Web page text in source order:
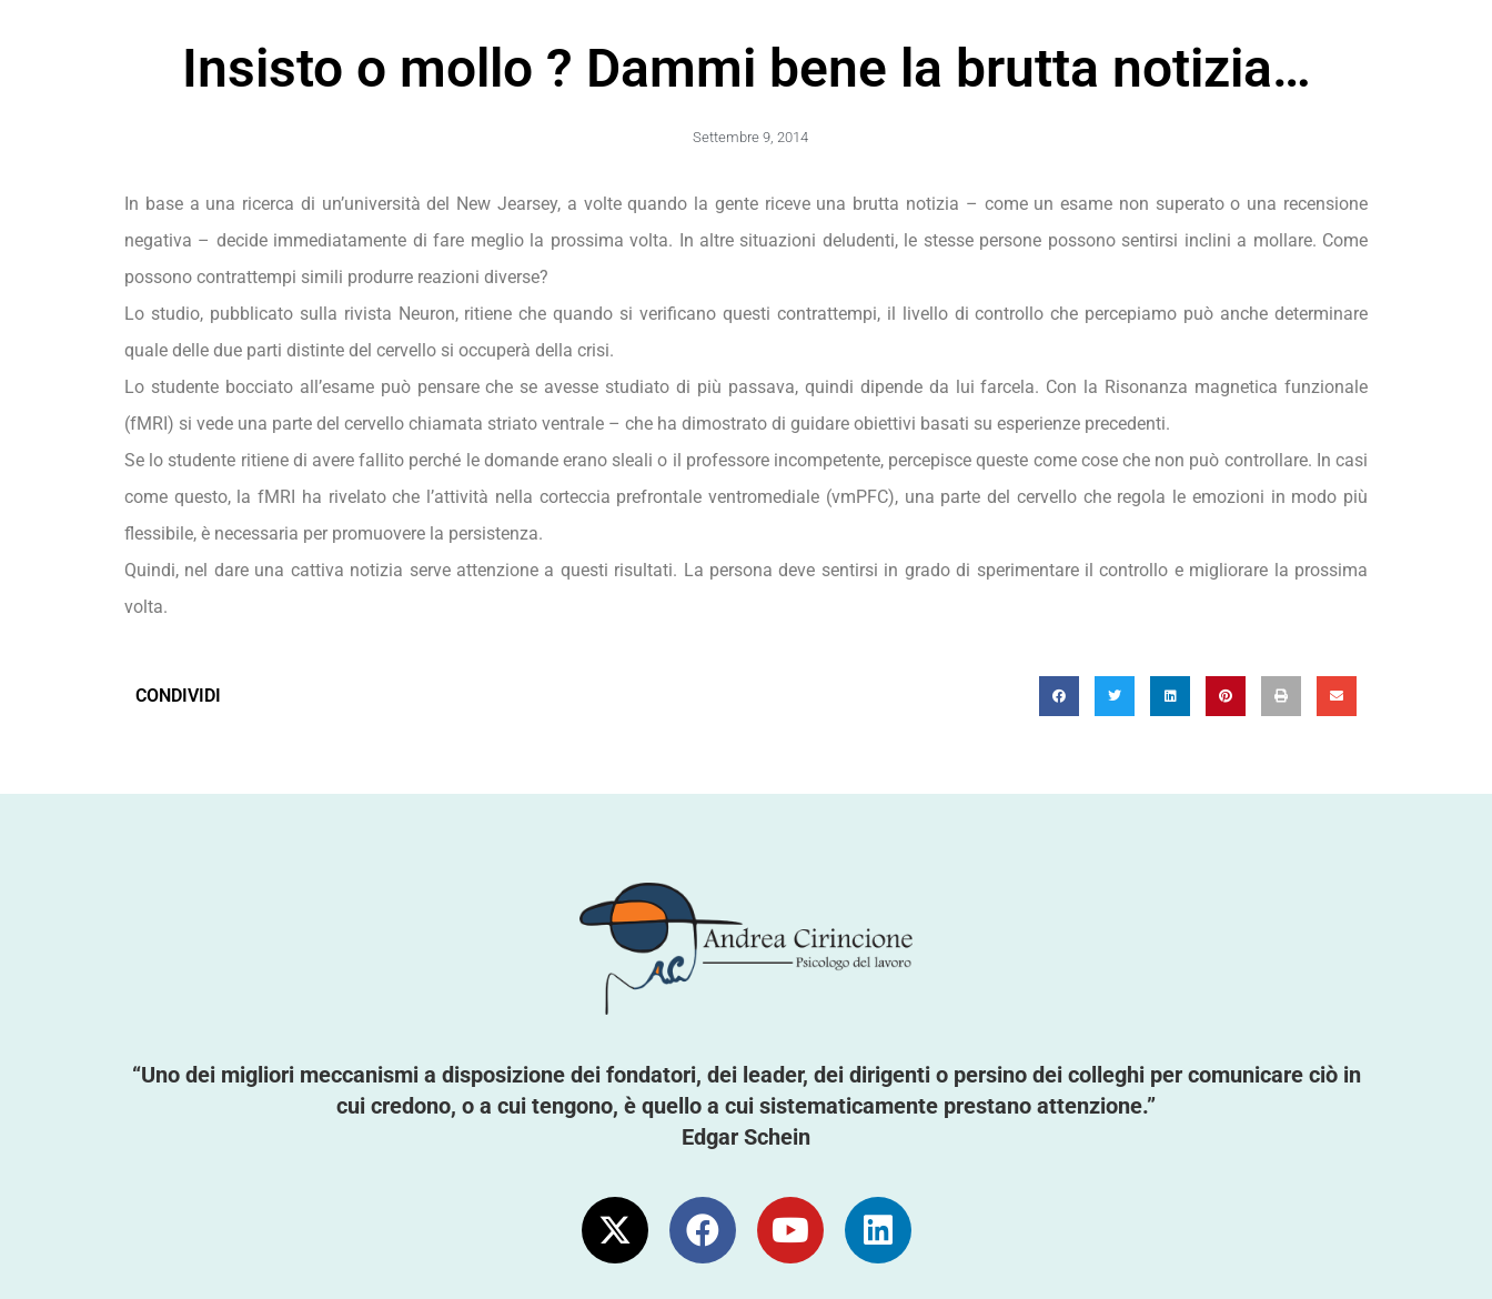
Insisto o mollo ? Dammi bene la brutta notizia…
Settembre 9, 2014
In base a una ricerca di un’università del New Jearsey, a volte quando la gente riceve una brutta notizia – come un esame non superato o una recensione
negativa – decide immediatamente di fare meglio la prossima volta. In altre situazioni deludenti, le stesse persone possono sentirsi inclini a mollare. Come
possono contrattempi simili produrre reazioni diverse?
Lo studio, pubblicato sulla rivista Neuron, ritiene che quando si verificano questi contrattempi, il livello di controllo che percepiamo può anche determinare
quale delle due parti distinte del cervello si occuperà della crisi.
Lo studente bocciato all’esame può pensare che se avesse studiato di più passava, quindi dipende da lui farcela. Con la Risonanza magnetica funzionale
(fMRI) si vede una parte del cervello chiamata striato ventrale – che ha dimostrato di guidare obiettivi basati su esperienze precedenti.
Se lo studente ritiene di avere fallito perché le domande erano sleali o il professore incompetente, percepisce queste come cose che non può controllare. In casi
come questo, la fMRI ha rivelato che l’attività nella corteccia prefrontale ventromediale (vmPFC), una parte del cervello che regola le emozioni in modo più
flessibile, è necessaria per promuovere la persistenza.
Quindi, nel dare una cattiva notizia serve attenzione a questi risultati. La persona deve sentirsi in grado di sperimentare il controllo e migliorare la prossima
volta.
CONDIVIDI
“Uno dei migliori meccanismi a disposizione dei fondatori, dei leader, dei dirigenti o persino dei colleghi per comunicare ciò in
cui credono, o a cui tengono, è quello a cui sistematicamente prestano attenzione.”
Edgar Schein